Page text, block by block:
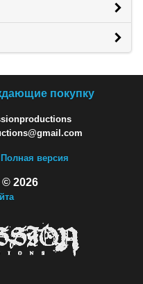
покупку
Полная версия
2026